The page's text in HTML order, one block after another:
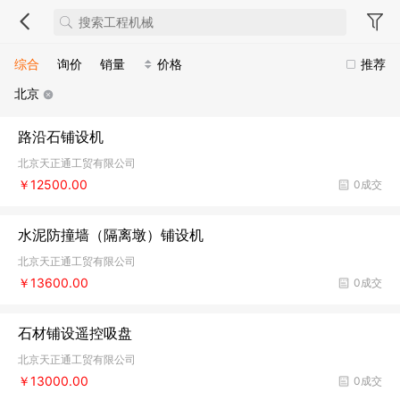
推荐
综合 询价 销量
价格
北京
路沿石铺设机
北京天正通工贸有限公司
0成交
￥12500.00
水泥防撞墙（隔离墩）铺设机
北京天正通工贸有限公司
0成交
￥13600.00
石材铺设遥控吸盘
北京天正通工贸有限公司
0成交
￥13000.00